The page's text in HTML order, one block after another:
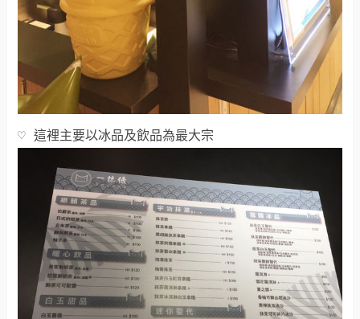
♡ 這裡主要以冰品及飲品為最大宗